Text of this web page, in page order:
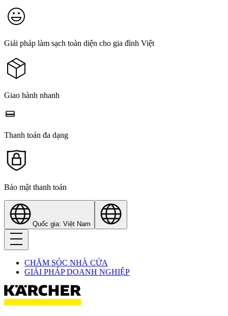
Giải pháp làm sạch toàn diện cho gia đình Việt
Giao hành nhanh
Thanh toán đa dạng
Bảo mật thanh toán
Quốc gia: Việt Nam
CHĂM SÓC NHÀ CỬA
GIẢI PHÁP DOANH NGHIỆP